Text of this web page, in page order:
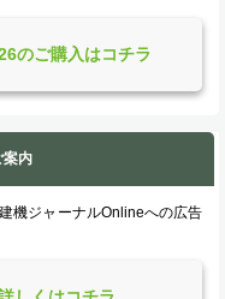
のご購入はコチラ
案内
機ジャーナルOnlineへの広告